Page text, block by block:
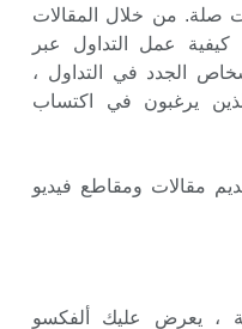
صلة. من خلال المقالات
كيفية عمل التداول عبر
الجدد في التداول ،
يرغبون في اكتساب
مقالات ومقاطع فيديو
، يعرض عليك ألفكسو